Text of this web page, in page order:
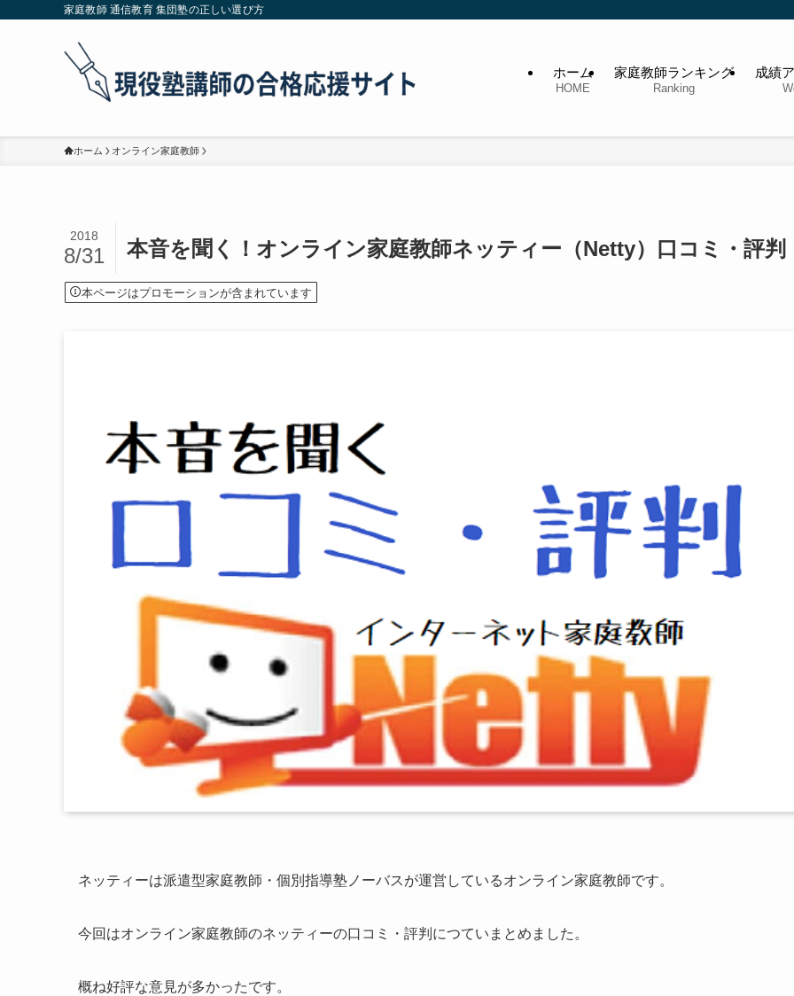
家庭教師 通信教育 集団塾の正しい選び方
ホーム
HOME
家庭教師ランキング
Ranking
成績
ホーム オンライン家庭教師
本音を聞く！オンライン家庭教師ネッティー（Netty）口コミ・評判
2018
8/31
本ページはプロモーションが含まれています
ネッティーは派遣型家庭教師・個別指導塾ノーバスが運営しているオンライン家庭教師です。
今回はオンライン家庭教師のネッティーの口コミ・評判につていまとめました。
概ね好評な意見が多かったです。